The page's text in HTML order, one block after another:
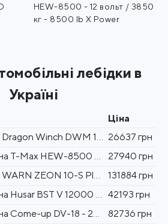
HEW-8500 - 12 вольт / 3850
кг - 8500 lb X Power
лебідки в
Україні
Ціна
Лебідка електрична Dragon Winch DWM 10000 HD synthetic 26637 грн
Лебідка автомобільна T-Max HEW-8500 - 12 вольт / 3850 кг - 8500 lb X Power
27940 грн
Лебідка електрична WARN ZEON 10-S Platinum - 12 вольт - 4536 кг
131884 грн
Лебідка автомобільна Husar BST V 12000 Lbs synthetic 5443 кг 12 В 42193 грн
Лебідка автомобільна Come-up DV-18 - 24 вольт - 8181 кг - 18000 lb
82736 грн